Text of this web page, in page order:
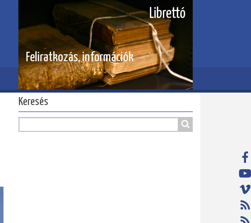
Librettó
Feliratkozás, információk
Keresés